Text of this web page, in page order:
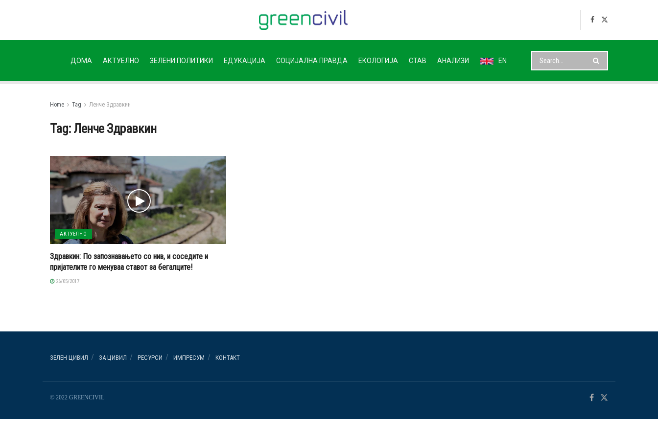
ДОМА АКТУЕЛНО ЗЕЛЕНИ ПОЛИТИКИ ЕДУКАЦИЈА СОЦИЈАЛНА ПРАВДА ЕКОЛОГИЈА СТАВ АНАЛИЗИ EN
Home Tag Ленче Здравкин
Tag: Ленче Здравкин
АКТУЕЛНО
Здравкин: По запознавањето со нив, и соседите и
пријателите го менуваа ставот за бегалците!
26/05/2017
ЗЕЛЕН ЦИВИЛ ЗА ЦИВИЛ РЕСУРСИ ИМПРЕСУМ КОНТАКТ
© 2022 GREENCIVIL